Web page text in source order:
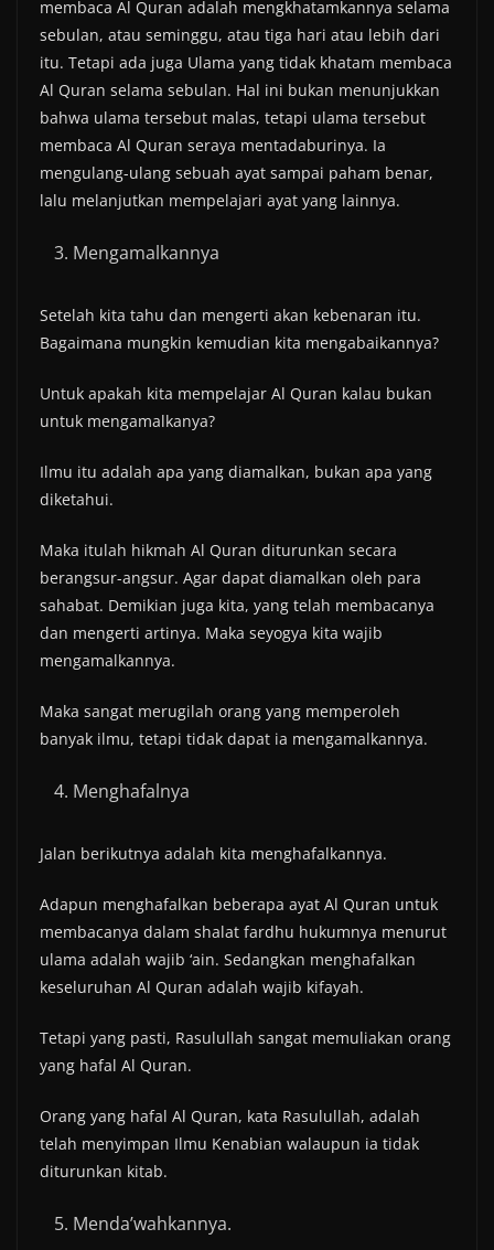
membaca Al Quran adalah mengkhatamkannya selama
sebulan, atau seminggu, atau tiga hari atau lebih dari
itu. Tetapi ada juga Ulama yang tidak khatam membaca
Al Quran selama sebulan. Hal ini bukan menunjukkan
bahwa ulama tersebut malas, tetapi ulama tersebut
membaca Al Quran seraya mentadaburinya. Ia
mengulang-ulang sebuah ayat sampai paham benar,
lalu melanjutkan mempelajari ayat yang lainnya.
Mengamalkannya
Setelah kita tahu dan mengerti akan kebenaran itu.
Bagaimana mungkin kemudian kita mengabaikannya?
Untuk apakah kita mempelajar Al Quran kalau bukan
untuk mengamalkanya?
Ilmu itu adalah apa yang diamalkan, bukan apa yang
diketahui.
Maka itulah hikmah Al Quran diturunkan secara
berangsur-angsur. Agar dapat diamalkan oleh para
sahabat. Demikian juga kita, yang telah membacanya
dan mengerti artinya. Maka seyogya kita wajib
mengamalkannya.
Maka sangat merugilah orang yang memperoleh
banyak ilmu, tetapi tidak dapat ia mengamalkannya.
Menghafalnya
Jalan berikutnya adalah kita menghafalkannya.
Adapun menghafalkan beberapa ayat Al Quran untuk
membacanya dalam shalat fardhu hukumnya menurut
ulama adalah wajib ‘ain. Sedangkan menghafalkan
keseluruhan Al Quran adalah wajib kifayah.
Tetapi yang pasti, Rasulullah sangat memuliakan orang
yang hafal Al Quran.
Orang yang hafal Al Quran, kata Rasulullah, adalah
telah menyimpan Ilmu Kenabian walaupun ia tidak
diturunkan kitab.
Menda’wahkannya.